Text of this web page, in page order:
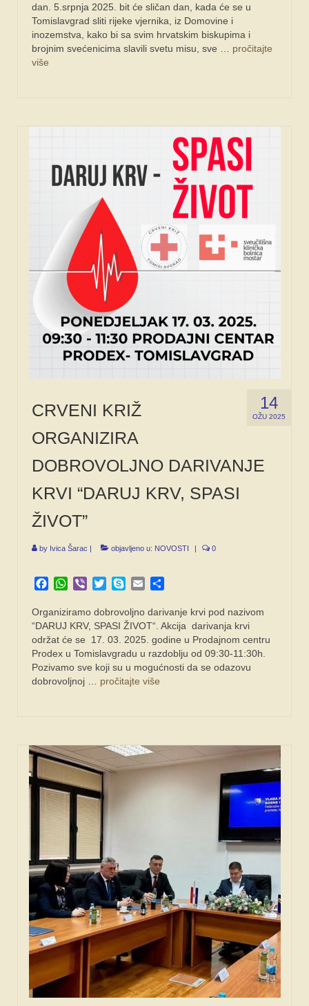
dan. 5.srpnja 2025. bit će sličan dan, kada će se u
Tomislavgrad sliti rijeke vjernika, iz Domovine i
inozemstva, kako bi sa svim hrvatskim biskupima i
brojnim svećenicima slavili svetu misu, sve … pročitajte
više
14
OŽU 2025
CRVENI KRIŽ
ORGANIZIRA
DOBROVOLJNO DARIVANJE
KRVI “DARUJ KRV, SPASI
ŽIVOT”
by Ivica Šarac objavljeno u: NOVOSTI 0
Facebook
WhatsApp
Viber TwitterSkypeEmail
Organiziramo dobrovoljno darivanje krvi pod nazivom
“DARUJ KRV, SPASI ŽIVOT“. Akcija darivanja krvi
održat će se 17. 03. 2025. godine u Prodajnom centru
Prodex u Tomislavgradu u razdoblju od 09:30-11:30h.
Pozivamo sve koji su u mogućnosti da se odazovu
dobrovoljnoj … pročitajte više